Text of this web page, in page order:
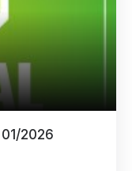
2026